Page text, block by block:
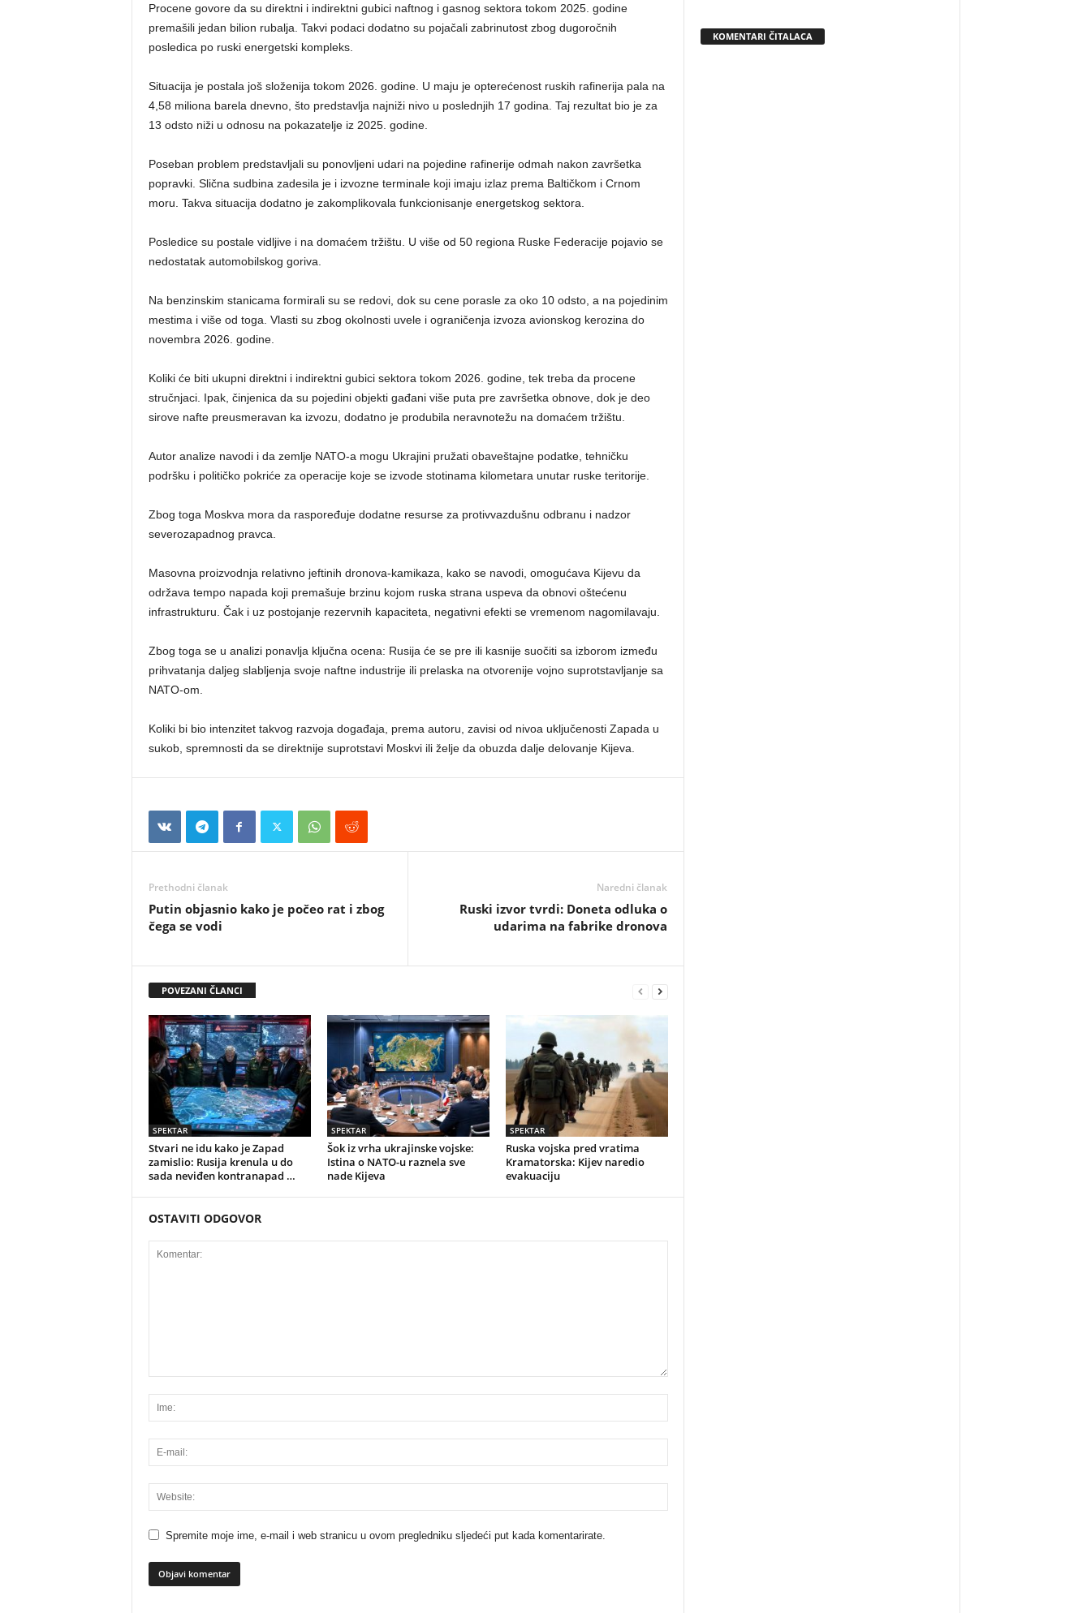
Procene govore da su direktni i indirektni gubici naftnog i gasnog sektora tokom 2025. godine
premašili jedan bilion rubalja. Takvi podaci dodatno su pojačali zabrinutost zbog dugoročnih
posledica po ruski energetski kompleks.
Situacija je postala još složenija tokom 2026. godine. U maju je opterećenost ruskih rafinerija pala na
4,58 miliona barela dnevno, što predstavlja najniži nivo u poslednjih 17 godina. Taj rezultat bio je za
13 odsto niži u odnosu na pokazatelje iz 2025. godine.
Poseban problem predstavljali su ponovljeni udari na pojedine rafinerije odmah nakon završetka
popravki. Slična sudbina zadesila je i izvozne terminale koji imaju izlaz prema Baltičkom i Crnom
moru. Takva situacija dodatno je zakomplikovala funkcionisanje energetskog sektora.
Posledice su postale vidljive i na domaćem tržištu. U više od 50 regiona Ruske Federacije pojavio se
nedostatak automobilskog goriva.
Na benzinskim stanicama formirali su se redovi, dok su cene porasle za oko 10 odsto, a na pojedinim
mestima i više od toga. Vlasti su zbog okolnosti uvele i ograničenja izvoza avionskog kerozina do
novembra 2026. godine.
Koliki će biti ukupni direktni i indirektni gubici sektora tokom 2026. godine, tek treba da procene
stručnjaci. Ipak, činjenica da su pojedini objekti gađani više puta pre završetka obnove, dok je deo
sirove nafte preusmeravan ka izvozu, dodatno je produbila neravnotežu na domaćem tržištu.
Autor analize navodi i da zemlje NATO-a mogu Ukrajini pružati obaveštajne podatke, tehničku
podršku i političko pokriće za operacije koje se izvode stotinama kilometara unutar ruske teritorije.
Zbog toga Moskva mora da raspoređuje dodatne resurse za protivvazdušnu odbranu i nadzor
severozapadnog pravca.
Masovna proizvodnja relativno jeftinih dronova-kamikaza, kako se navodi, omogućava Kijevu da
održava tempo napada koji premašuje brzinu kojom ruska strana uspeva da obnovi oštećenu
infrastrukturu. Čak i uz postojanje rezervnih kapaciteta, negativni efekti se vremenom nagomilavaju.
Zbog toga se u analizi ponavlja ključna ocena: Rusija će se pre ili kasnije suočiti sa izborom između
prihvatanja daljeg slabljenja svoje naftne industrije ili prelaska na otvorenije vojno suprotstavljanje sa
NATO-om.
Koliki bi bio intenzitet takvog razvoja događaja, prema autoru, zavisi od nivoa uključenosti Zapada u
sukob, spremnosti da se direktnije suprotstavi Moskvi ili želje da obuzda dalje delovanje Kijeva.
Prethodni članak
Putin objasnio kako je počeo rat i zbog
čega se vodi
Naredni članak
Ruski izvor tvrdi: Doneta odluka o
udarima na fabrike dronova
POVEZANI ČLANCI
SPEKTAR
Stvari ne idu kako je Zapad
zamislio: Rusija krenula u do
sada neviđen kontranapad …
SPEKTAR
Šok iz vrha ukrajinske vojske:
Istina o NATO-u raznela sve
nade Kijeva
SPEKTAR
Ruska vojska pred vratima
Kramatorska: Kijev naredio
evakuaciju
OSTAVITI ODGOVOR
Spremite moje ime, e-mail i web stranicu u ovom pregledniku sljedeći put kada komentarirate.
KOMENTARI ČITALACA